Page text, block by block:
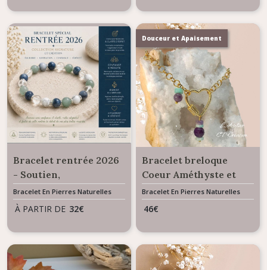
Bracelet rentrée 2026
- Soutien,
concentration,
apaisement, confiance
Bracelet En Pierres Naturelles
À PARTIR DE 32€
Douceur et Apaisement
Bracelet breloque
Coeur Améthyste et
Amazonite
Bracelet En Pierres Naturelles
46€